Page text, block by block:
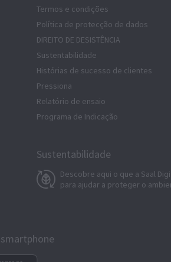
Termos e condições
Política de protecção de dados
DIREITO DE DESISTÊNCIA
Sustentabilidade
Histórias de sucesso de clientes
Pressiona
Relatório de ensaio
Programa de Indicação
Sustentabilidade
Descobre aqui o que a Saal
para ajudar a proteger o